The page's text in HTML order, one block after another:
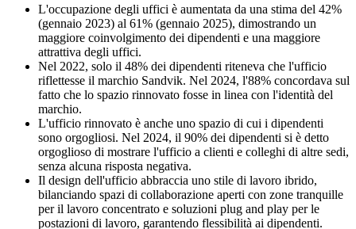
L'occupazione degli uffici è aumentata da una stima del 42%
(gennaio 2023) al 61% (gennaio 2025), dimostrando un
maggiore coinvolgimento dei dipendenti e una maggiore
attrattiva degli uffici.
Nel 2022, solo il 48% dei dipendenti riteneva che l'ufficio
riflettesse il marchio Sandvik. Nel 2024, l'88% concordava sul
fatto che lo spazio rinnovato fosse in linea con l'identità del
marchio.
L'ufficio rinnovato è anche uno spazio di cui i dipendenti
sono orgogliosi. Nel 2024, il 90% dei dipendenti si è detto
orgoglioso di mostrare l'ufficio a clienti e colleghi di altre sedi,
senza alcuna risposta negativa.
Il design dell'ufficio abbraccia uno stile di lavoro ibrido,
bilanciando spazi di collaborazione aperti con zone tranquille
per il lavoro concentrato e soluzioni plug and play per le
postazioni di lavoro, garantendo flessibilità ai dipendenti.